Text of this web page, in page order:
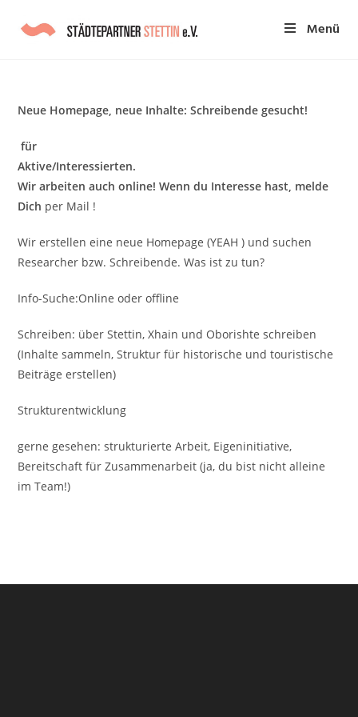
Menü
Neue Homepage, neue Inhalte: Schreibende gesucht!
für
Aktive/Interessierten.
Wir arbeiten auch online! Wenn du Interesse hast, melde
Dich per Mail !
Wir erstellen eine neue Homepage (YEAH ) und suchen
Researcher bzw. Schreibende. Was ist zu tun?
Info-Suche:Online oder offline
Schreiben: über Stettin, Xhain und Oborishte schreiben
(Inhalte sammeln, Struktur für historische und touristische
Beiträge erstellen)
Strukturentwicklung
gerne gesehen: strukturierte Arbeit, Eigeninitiative,
Bereitschaft für Zusammenarbeit (ja, du bist nicht alleine
im Team!)